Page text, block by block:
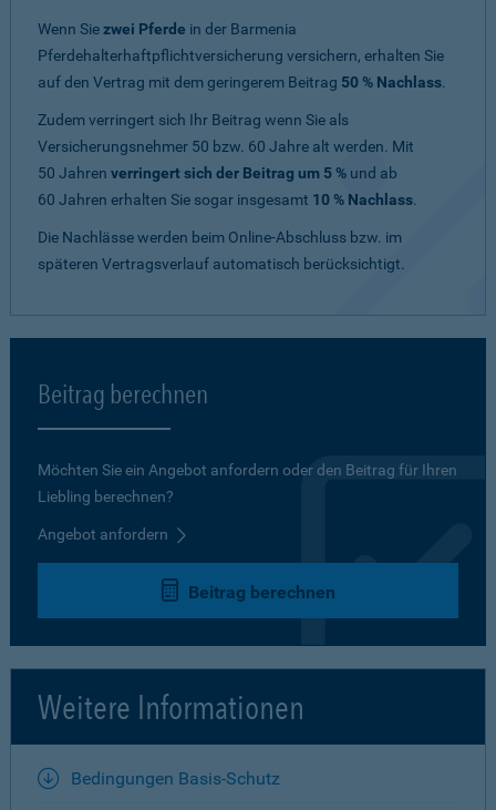
Wenn Siezwei Pferde in der Barmenia
Pferdehalterhaftpflichtversicherung versichern, erhalten Sie
auf den Vertrag mit dem geringerem Beitrag 50 % Nachlass.
Zudem verringert sich Ihr Beitrag wenn Sie als
Versicherungsnehmer 50 bzw. 60 Jahre alt werden. Mit
50 Jahren verringert sich der Beitrag um 5 % und ab
60 Jahren erhalten Sie sogar insgesamt 10 % Nachlass.
Die Nachlässe werden beim Online-Abschluss bzw. im
späteren Vertragsverlauf automatisch berücksichtigt.
Beitrag berechnen
Möchten Sie ein Angebot anfordern oder den Beitrag für Ihren
Liebling berechnen?
Angebot anfordern
Beitrag berechnen
Weitere Informationen
Bedingungen Basis-Schutz